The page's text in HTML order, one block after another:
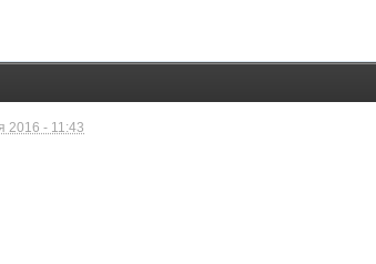
2016 - 11:43